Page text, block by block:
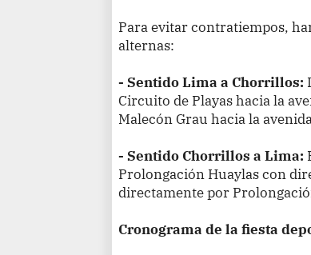
Para evitar contratiempos,
alternas:
- Sentido Lima a Chorrillos:
Circuito de Playas hacia la
Malecón Grau hacia la
- Sentido Chorrillos a Lima:
Prolongación Huaylas con
directamente por
Cronograma de la fiesta